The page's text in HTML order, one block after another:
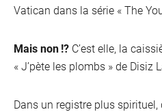
Vatican dans la série « The
Mais non !? C’est elle, la
« J’pète les plombs » de Disiz
Dans un registre plus